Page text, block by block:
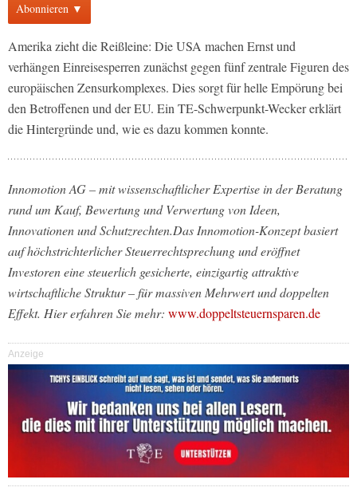
Abonnieren ▼
Amerika zieht die Reißleine: Die USA machen Ernst und
verhängen Einreisesperren zunächst gegen fünf zentrale Figuren des
europäischen Zensurkomplexes. Dies sorgt für helle Empörung bei
den Betroffenen und der EU. Ein TE-Schwerpunkt-Wecker erklärt
die Hintergründe und, wie es dazu kommen konnte.
Innomotion AG – mit wissenschaftlicher Expertise in der Beratung
rund um Kauf, Bewertung und Verwertung von Ideen,
Innovationen und Schutzrechten.Das Innomotion-Konzept basiert
auf höchstrichterlicher Steuerrechtsprechung und eröffnet
Investoren eine steuerlich gesicherte, einzigartig attraktive
wirtschaftliche Struktur – für massiven Mehrwert und doppelten
Effekt. Hier erfahren Sie mehr: www.doppeltsteuernsparen.de
Anzeige